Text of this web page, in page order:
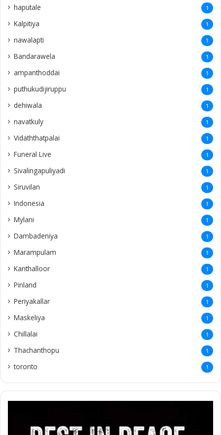
haputale 1
Kalpitiya 1
nawalapti 1
Bandarawela 1
ampanthoddai 1
puthukudijiruppu 1
dehiwala 1
navatkuly 1
Vidaththatpalai 1
Funeral Live 1
Sivalingapuliyadi 1
Siruvilan 1
Indonesia 1
Mylani 1
Dambadeniya 1
Marampulam 1
Kanthalloor 1
Pinland 1
Periyakallar 1
Maskeliya 1
Chillalai 1
Thachanthopu 1
toronto 1